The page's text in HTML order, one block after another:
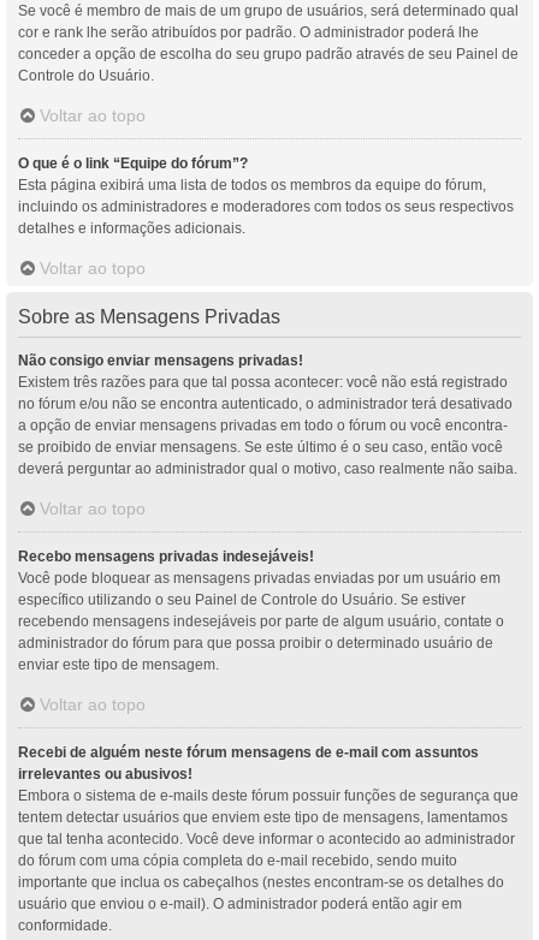
Se você é membro de mais de um grupo de usuários, será determinado qual
cor e rank lhe serão atribuídos por padrão. O administrador poderá lhe
conceder a opção de escolha do seu grupo padrão através de seu Painel de
Controle do Usuário.
Voltar ao topo
O que é o link “Equipe do fórum”?
Esta página exibirá uma lista de todos os membros da equipe do fórum,
incluindo os administradores e moderadores com todos os seus respectivos
detalhes e informações adicionais.
Voltar ao topo
Sobre as Mensagens Privadas
Não consigo enviar mensagens privadas!
Existem três razões para que tal possa acontecer: você não está registrado
no fórum e/ou não se encontra autenticado, o administrador terá desativado
a opção de enviar mensagens privadas em todo o fórum ou você encontra-
se proibido de enviar mensagens. Se este último é o seu caso, então você
deverá perguntar ao administrador qual o motivo, caso realmente não saiba.
Voltar ao topo
Recebo mensagens privadas indesejáveis!
Você pode bloquear as mensagens privadas enviadas por um usuário em
específico utilizando o seu Painel de Controle do Usuário. Se estiver
recebendo mensagens indesejáveis por parte de algum usuário, contate o
administrador do fórum para que possa proibir o determinado usuário de
enviar este tipo de mensagem.
Voltar ao topo
Recebi de alguém neste fórum mensagens de e-mail com assuntos
irrelevantes ou abusivos!
Embora o sistema de e-mails deste fórum possuir funções de segurança que
tentem detectar usuários que enviem este tipo de mensagens, lamentamos
que tal tenha acontecido. Você deve informar o acontecido ao administrador
do fórum com uma cópia completa do e-mail recebido, sendo muito
importante que inclua os cabeçalhos (nestes encontram-se os detalhes do
usuário que enviou o e-mail). O administrador poderá então agir em
conformidade.